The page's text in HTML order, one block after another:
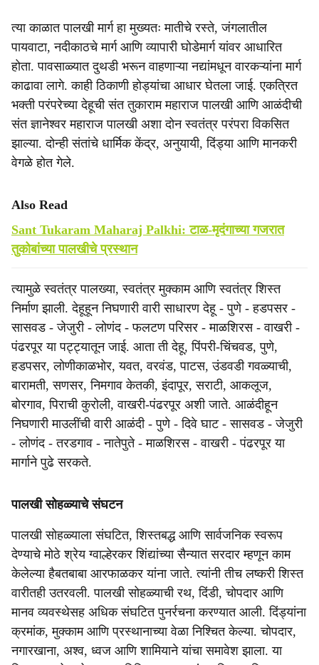
त्या काळात पालखी मार्ग हा मुख्यतः मातीचे रस्ते, जंगलातील
पायवाटा, नदीकाठचे मार्ग आणि व्यापारी घोडेमार्ग यांवर आधारित
होता. पावसाळ्यात दुथडी भरून वाहणाऱ्या नद्यांमधून वारकऱ्यांना मार्ग
काढावा लागे. काही ठिकाणी होड्यांचा आधार घेतला जाई. एकत्रित
भक्ती परंपरेच्या देहूची संत तुकाराम महाराज पालखी आणि आळंदीची
संत ज्ञानेश्वर महाराज पालखी अशा दोन स्वतंत्र परंपरा विकसित
झाल्या. दोन्ही संतांचे धार्मिक केंद्र, अनुयायी, दिंड्या आणि मानकरी
वेगळे होत गेले.
Also Read
Sant Tukaram Maharaj Palkhi: टाळ-मृदंगाच्या गजरात
तुकोबांच्या पालखीचे प्रस्थान
त्यामुळे स्वतंत्र पालख्या, स्वतंत्र मुक्काम आणि स्वतंत्र शिस्त
निर्माण झाली. देहूहून निघणारी वारी साधारण देहू - पुणे - हडपसर -
सासवड - जेजुरी - लोणंद - फलटण परिसर - माळशिरस - वाखरी -
पंढरपूर या पट्ट्यातून जाई. आता ती देहू, पिंपरी-चिंचवड, पुणे,
हडपसर, लोणीकाळभोर, यवत, वरवंड, पाटस, उंडवडी गवळ्याची,
बारामती, सणसर, निमगाव केतकी, इंदापूर, सराटी, आकलूज,
बोरगाव, पिराची कुरोली, वाखरी-पंढरपूर अशी जाते. आळंदीहून
निघणारी माउलींची वारी आळंदी - पुणे - दिवे घाट - सासवड - जेजुरी
- लोणंद - तरडगाव - नातेपुते - माळशिरस - वाखरी - पंढरपूर या
मार्गाने पुढे सरकते.
पालखी सोहळ्याचे संघटन
पालखी सोहळ्याला संघटित, शिस्तबद्ध आणि सार्वजनिक स्वरूप
देण्याचे मोठे श्रेय ग्वाल्हेरकर शिंद्यांच्या सैन्यात सरदार म्हणून काम
केलेल्या हैबतबाबा आरफाळकर यांना जाते. त्यांनी तीच लष्करी शिस्त
वारीतही उतरवली. पालखी सोहळ्याची रथ, दिंडी, चोपदार आणि
मानव व्यवस्थेसह अधिक संघटित पुनर्रचना करण्यात आली. दिंड्यांना
क्रमांक, मुक्काम आणि प्रस्थानाच्या वेळा निश्चित केल्या. चोपदार,
नगारखाना, अश्व, ध्वज आणि शामियाने यांचा समावेश झाला. या